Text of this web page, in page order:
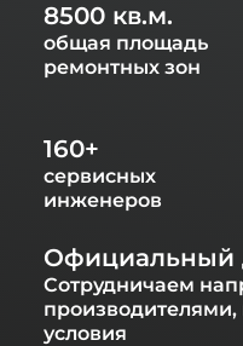
8500 кв.м.
общая площадь
ремонтных зон
160+
сервисных
инженеров
Официальный
Сотрудничаем
условия